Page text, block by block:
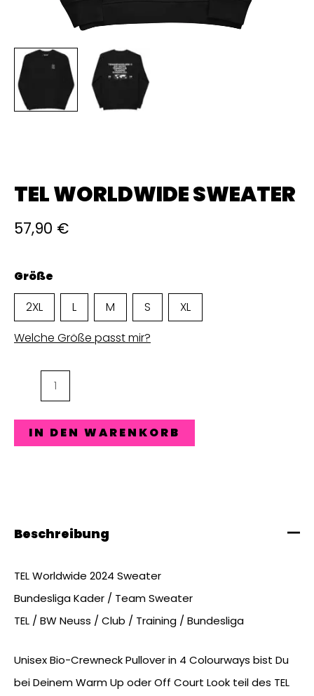
TEL WORLDWIDE SWEATER
57,90 €
Größe
2XL
L M S
XL
Welche Größe passt mir?
Worldwide
Sweater
Menge
IN DEN WARENKORB
Beschreibung
TEL Worldwide 2024 Sweater
Bundesliga Kader / Team Sweater
TEL / BW Neuss / Club / Training / Bundesliga
Unisex Bio-Crewneck Pullover in 4 Colourways bist Du
bei Deinem Warm Up oder Off Court Look teil des TEL